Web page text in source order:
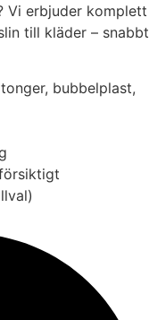
Vi erbjuder komplett
till kläder – snabbt
bubbelplast,